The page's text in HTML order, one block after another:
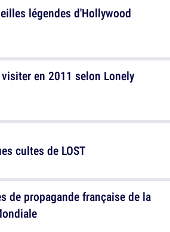
en 2011 selon Lonely
de propagande française de la
légendes d'Hollywood
cultes de LOST